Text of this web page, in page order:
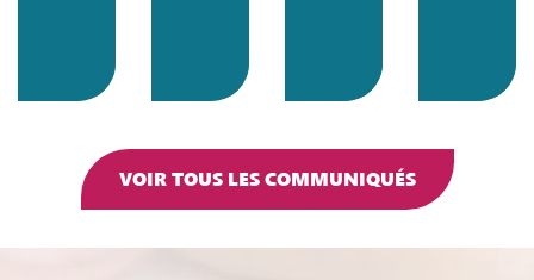
VOIR TOUS LES COMMUNIQUÉS